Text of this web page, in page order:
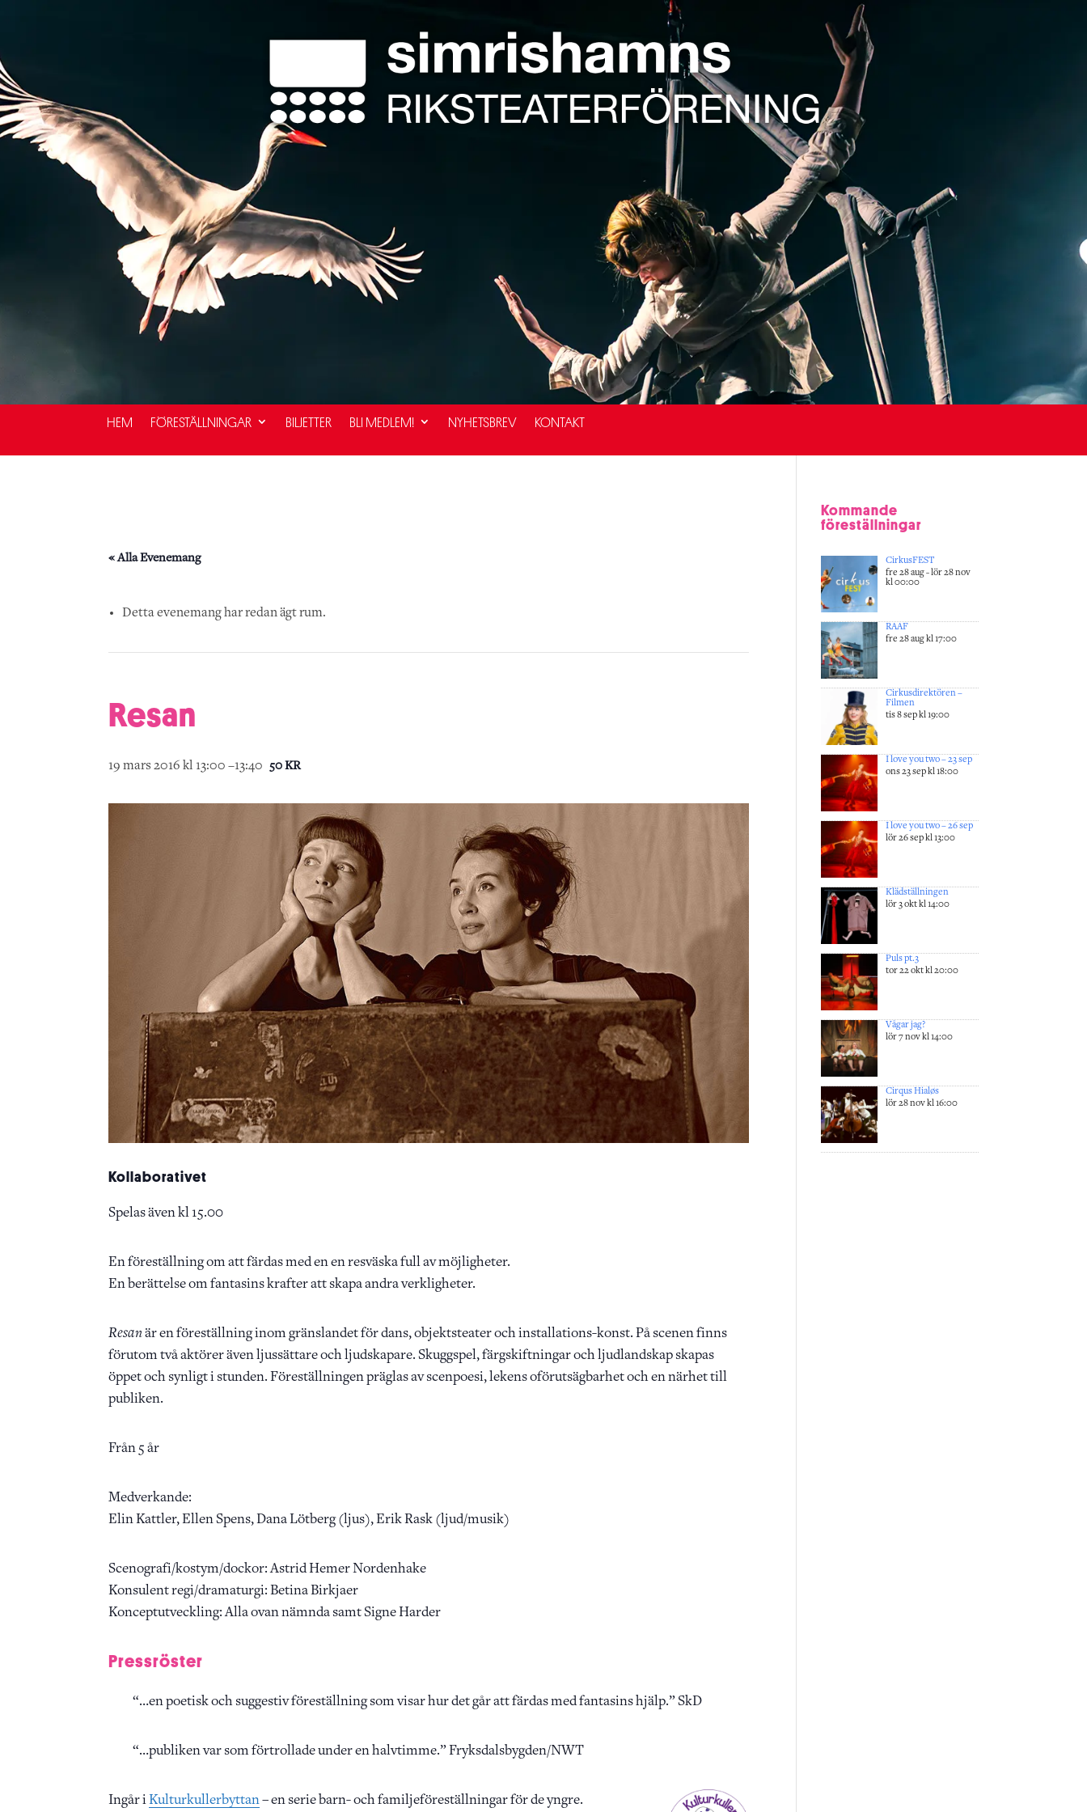
HEM FÖRESTÄLLNINGAR BILJETTER BLI MEDLEM! NYHETSBREV KONTAKT
« Alla Evenemang
Detta evenemang har redan ägt rum.
Resan
19 mars 2016 kl 13:00 –13:40 50 KR
Kollaborativet
Spelas även kl 15.00
En föreställning om att färdas med en en resväska full av möjligheter.
En berättelse om fantasins krafter att skapa andra verkligheter.
Resanär en föreställning inom gränslandet för dans, objektsteater och installations-konst. På scenen finns
förutom två aktörer även ljussättare och ljudskapare. Skuggspel, färgskiftningar och ljudlandskap skapas
öppet och synligt i stunden. Föreställningen präglas av scenpoesi, lekens oförutsägbarhet och en närhet till
publiken.
Från 5 år
Medverkande:
Elin Kattler, Ellen Spens, Dana Lötberg (ljus), Erik Rask (ljud/musik)
Scenografi/kostym/dockor: Astrid Hemer Nordenhake
Konsulent regi/dramaturgi: Betina Birkjaer
Konceptutveckling: Alla ovan nämnda samt Signe Harder
Pressröster
“…en poetisk och suggestiv föreställning som visar hur det går att färdas med fantasins hjälp.” SkD
“…publiken var som förtrollade under en halvtimme.” Fryksdalsbygden/NWT
Ingår iKulturkullerbyttan– en serie barn- och familjeföreställningar för de yngre.
Kommande
föreställningar
CirkusFEST
fre 28 aug - lör 28 nov
kl 00:00
RAAF
fre 28 aug kl 17:00
Cirkusdirektören –
Filmen
tis 8 sep kl 19:00
I love you two – 23 sep
ons 23 sep kl 18:00
I love you two – 26 sep
lör 26 sep kl 13:00
Klädställningen
lör 3 okt kl 14:00
Puls pt.3
tor 22 okt kl 20:00
Vågar jag?
lör 7 nov kl 14:00
Cirqus Hialøs
lör 28 nov kl 16:00